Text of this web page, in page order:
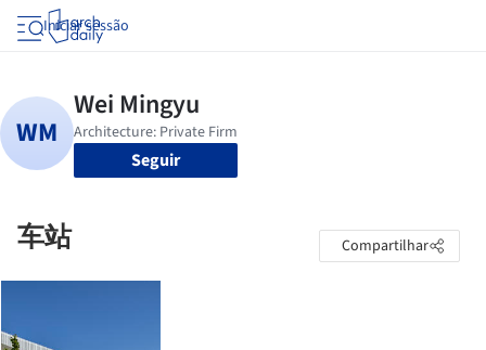
Iniciar sessão
Seguir
车站 Compartilhar